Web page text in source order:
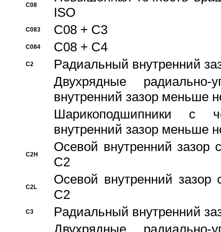
C08
ISO
C083 C08 + C3
C084 C08 + C4
C2
Pадиальный внутренний
Двухрядные радиально-
внутренний зазор меньше
Шарикоподшипники с
внутренний зазор меньше
C2H
Осевой внутренний зазор
C2
C2L
Осевой внутренний зазор
C2
C3
Pадиальный внутренний
Двухрядные